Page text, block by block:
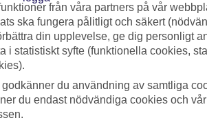
50 och ger bättre skydd.Taxfree-pris:
från våra partners på vår
ska fungera pålitligt och säkert
din upplevelse, ge dig personligt
i statistiskt syfte (funktionella cookies,
godkänner du användning av samtliga
du endast nödvändiga cookies och